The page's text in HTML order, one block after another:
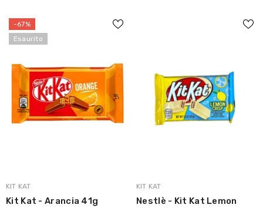
-67%
Esaurito
MARCA:
KIT KAT
Kit Kat - Arancia 41g
MARCA:
KIT KAT
Nestlè - Kit Kat Lemon